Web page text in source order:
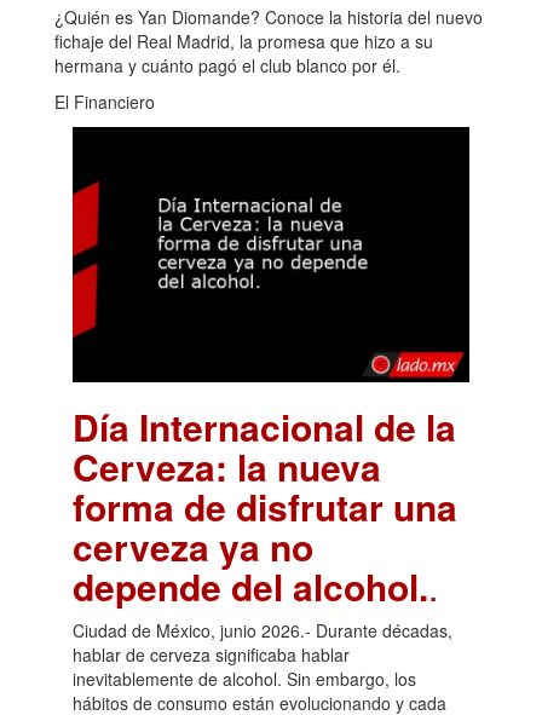
¿Quién es Yan Diomande? Conoce la historia del nuevo
fichaje del Real Madrid, la promesa que hizo a su
hermana y cuánto pagó el club blanco por él.
El Financiero
Día Internacional de la
Cerveza: la nueva
forma de disfrutar una
cerveza ya no
depende del alcohol..
Ciudad de México, junio 2026.- Durante décadas,
hablar de cerveza significaba hablar
inevitablemente de alcohol. Sin embargo, los
hábitos de consumo están evolucionando y cada